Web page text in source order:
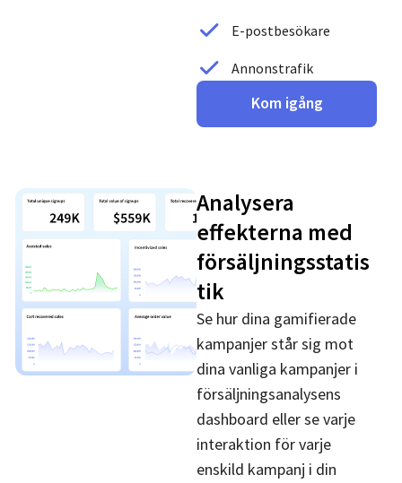
E-postbesökare
Annonstrafik
Kom igång
Analysera
effekterna med
försäljningsstatis
tik
Se hur dina gamifierade
kampanjer står sig mot
dina vanliga kampanjer i
försäljningsanalysens
dashboard eller se varje
interaktion för varje
enskild kampanj i din